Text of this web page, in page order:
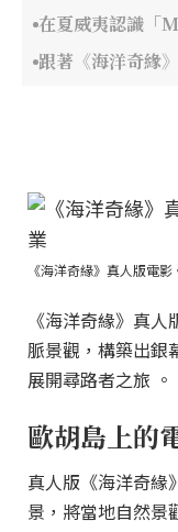
在夏威夷認識「
跟著《海洋奇緣
《海洋奇緣》真人版電
《海洋奇緣》真
脈景觀，構築出銀
展開尋路者之旅 。
歐胡島上的
真人版《海洋奇緣
景，將當地自然景